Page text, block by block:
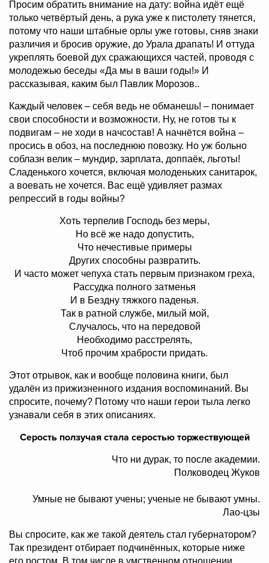
Просим обратить внимание на дату: война идёт ещё
только четвёртый день, а рука уже к пистолету тянется,
потому что наши штабные орлы уже готовы, сняв знаки
различия и бросив оружие, до Урала драпать! И оттуда
укреплять боевой дух сражающихся частей, проводя с
молодежью беседы «Да мы в ваши годы!» И
рассказывая, каким был Павлик Морозов..
Каждый человек – себя ведь не обманешь! – понимает
свои способности и возможности. Ну, не готов ты к
подвигам – не ходи в начсостав! А начнётся война –
просись в обоз, на последнюю повозку. Но уж больно
соблазн велик – мундир, зарплата, доппаёк, льготы!
Сладенького хочется, включая молоденьких санитарок,
а воевать не хочется. Вас ещё удивляет размах
репрессий в годы войны?
Хоть терпелив Господь без меры,
Но всё же надо допустить,
Что нечестивые примеры
Других способны развратить.
И часто может чепуха стать первым признаком греха,
Рассудка полного затменья
И в Бездну тяжкого паденья.
Так в ратной службе, милый мой,
Случалось, что на передовой
Необходимо расстрелять,
Чтоб прочим храбрости придать.
Этот отрывок, как и вообще половина книги, был
удалён из прижизненного издания воспоминаний. Вы
спросите, почему? Потому что наши герои тыла легко
узнавали себя в этих описаниях.
Серость ползучая стала серостью торжествующей
Что ни дурак, то после академии.
Полководец Жуков
Умные не бывают учены; ученые не бывают умны.
Лао-цзы
Вы спросите, как же такой деятель стал губернатором?
Так президент отбирает подчинённых, которые ниже